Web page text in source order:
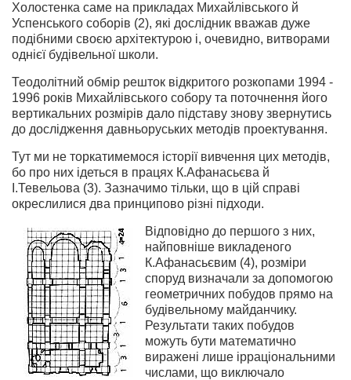
Холостенка саме на прикладах Михайлівського й
Успенського соборів (2), які дослідник вважав дуже
подібними своєю архітектурою і, очевидно, витворами
однієї будівельної школи.
Теодолітний обмір решток відкритого розкопами 1994 -
1996 років Михайлівського собору та поточнення його
вертикальних розмірів дало підставу знову звернутись
до дослідження давньоруських методів проектування.
Тут ми не торкатимемося історії вивчення цих методів,
бо про них ідеться в працях К.Афанасьєва й
І.Тевельова (3). Зазначимо тільки, що в цій справі
окреслилися два принципово різні підходи.
Відповідно до першого з них,
найповніше викладеного
К.Афанасьєвим (4), розміри
споруд визначали за допомогою
геометричних побудов прямо на
будівельному майданчику.
Результати таких побудов
можуть бути математично
виражені лише ірраціональними
числами, що виключало